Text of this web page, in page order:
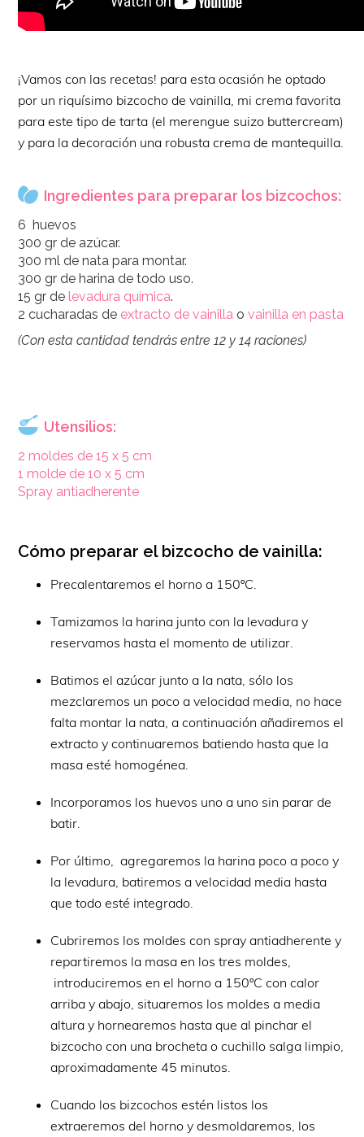
¡Vamos con las recetas! para esta ocasión he optado
por un riquísimo bizcocho de vainilla, mi crema favorita
para este tipo de tarta (el merengue suizo buttercream)
y para la decoración una robusta crema de mantequilla.
Ingredientes para preparar los bizcochos:
6 huevos
300 gr de azúcar.
300 ml de nata para montar.
300 gr de harina de todo uso.
15 gr de levadura química.
2 cucharadas de extracto de vainilla ovainilla en pasta
(Con esta cantidad tendrás entre 12 y 14 raciones)
Utensilios:
2 moldes de 15 x 5 cm
1 molde de 10 x 5 cm
Spray antiadherente
Cómo preparar el bizcocho de vainilla:
Precalentaremos el horno a 150ºC.
Tamizamos la harina junto con la levadura y
reservamos hasta el momento de utilizar.
Batimos el azúcar junto a la nata, sólo los
mezclaremos un poco a velocidad media, no hace
falta montar la nata, a continuación añadiremos el
extracto y continuaremos batiendo hasta que la
masa esté homogénea.
Incorporamos los huevos uno a uno sin parar de
batir.
Por último, agregaremos la harina poco a poco y
la levadura, batiremos a velocidad media hasta
que todo esté integrado.
Cubriremos los moldes con spray antiadherente y
repartiremos la masa en los tres moldes,
introduciremos en el horno a 150ºC con calor
arriba y abajo, situaremos los moldes a media
altura y hornearemos hasta que al pinchar el
bizcocho con una brocheta o cuchillo salga limpio,
aproximadamente 45 minutos.
Cuando los bizcochos estén listos los
extraeremos del horno y desmoldaremos, los